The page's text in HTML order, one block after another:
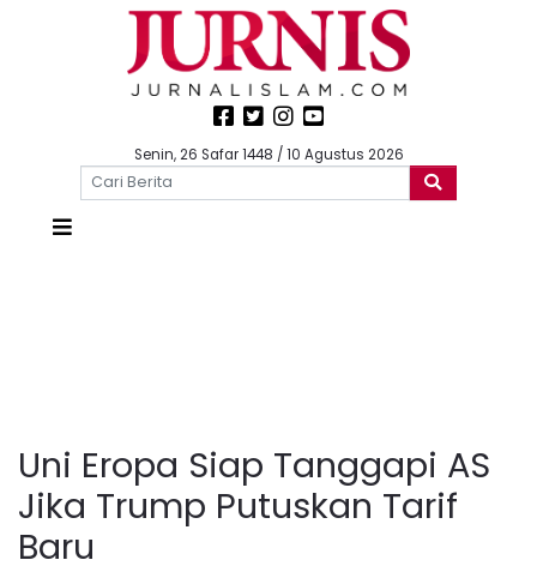
Senin, 26 Safar 1448 / 10 Agustus 2026
Uni Eropa Siap Tanggapi AS
Jika Trump Putuskan Tarif
Baru